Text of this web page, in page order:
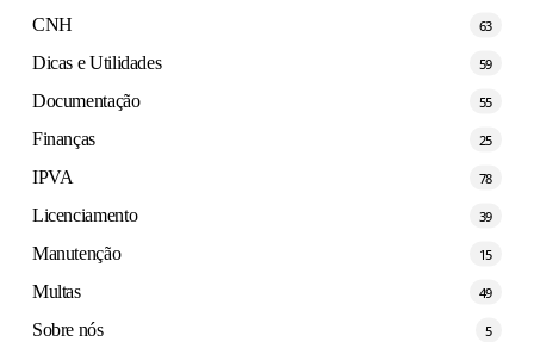
CNH 63
Dicas e Utilidades 59
Documentação 55
Finanças 25
IPVA 78
Licenciamento 39
Manutenção 15
Multas 49
Sobre nós 5